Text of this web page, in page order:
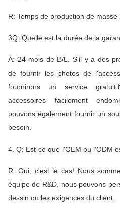
R: Temps de production de masse
3Q: Quelle est la durée de la
A: 24 mois de B/L. S'il y a des
de fournir les photos de
fournirons un service
accessoires facilement
pouvons également fournir un
besoin.
4. Q: Est-ce que l'OEM ou l'ODM
R: Oui, c'est le cas! Nous
équipe de R&D, nous pouvons
dessin ou les exigences du client.